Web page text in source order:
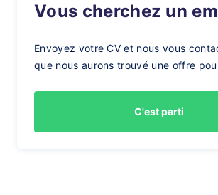
Vous cherchez un
Envoyez votre CV et nous vous
que nous aurons trouvé une offre
C'est parti